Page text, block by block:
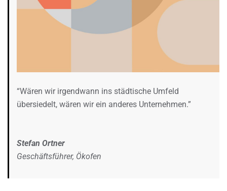
“Wären wir irgendwann ins städtische Umfeld
übersiedelt, wären wir ein anderes Unternehmen.”
Stefan Ortner
Geschäftsführer, Ökofen